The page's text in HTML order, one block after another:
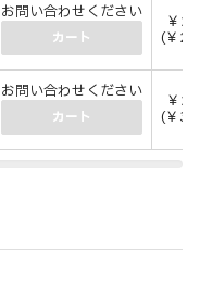
お問い合わせください
カート
￥
(￥
お問い合わせください
カート
￥
(￥